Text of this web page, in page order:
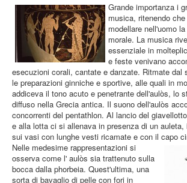
Grande importanza i
musica, ritenendo
modellare nell'uomo
morale. La musica
essenziale in
e feste venivano
esecuzioni corali, cantate e danzate. Ritmate dal
le preparazioni ginniche e sportive, alle quali in
addiceva il tono acuto e penetrante dell'aulòs, lo
diffuso nella Grecia antica. Il suono dell'aulòs
concorrenti del pentathlon. Al lancio del
e alla lotta ci si allenava in presenza di un auleta,
sui vasi con lunghe vesti ricamate e con il capo
Nelle medesime rappresentazioni si
osserva come l' aulòs sia trattenuto sulla
bocca dalla phorbeia. Quest'ultima, una
sorta di bavaglio di pelle con fori in